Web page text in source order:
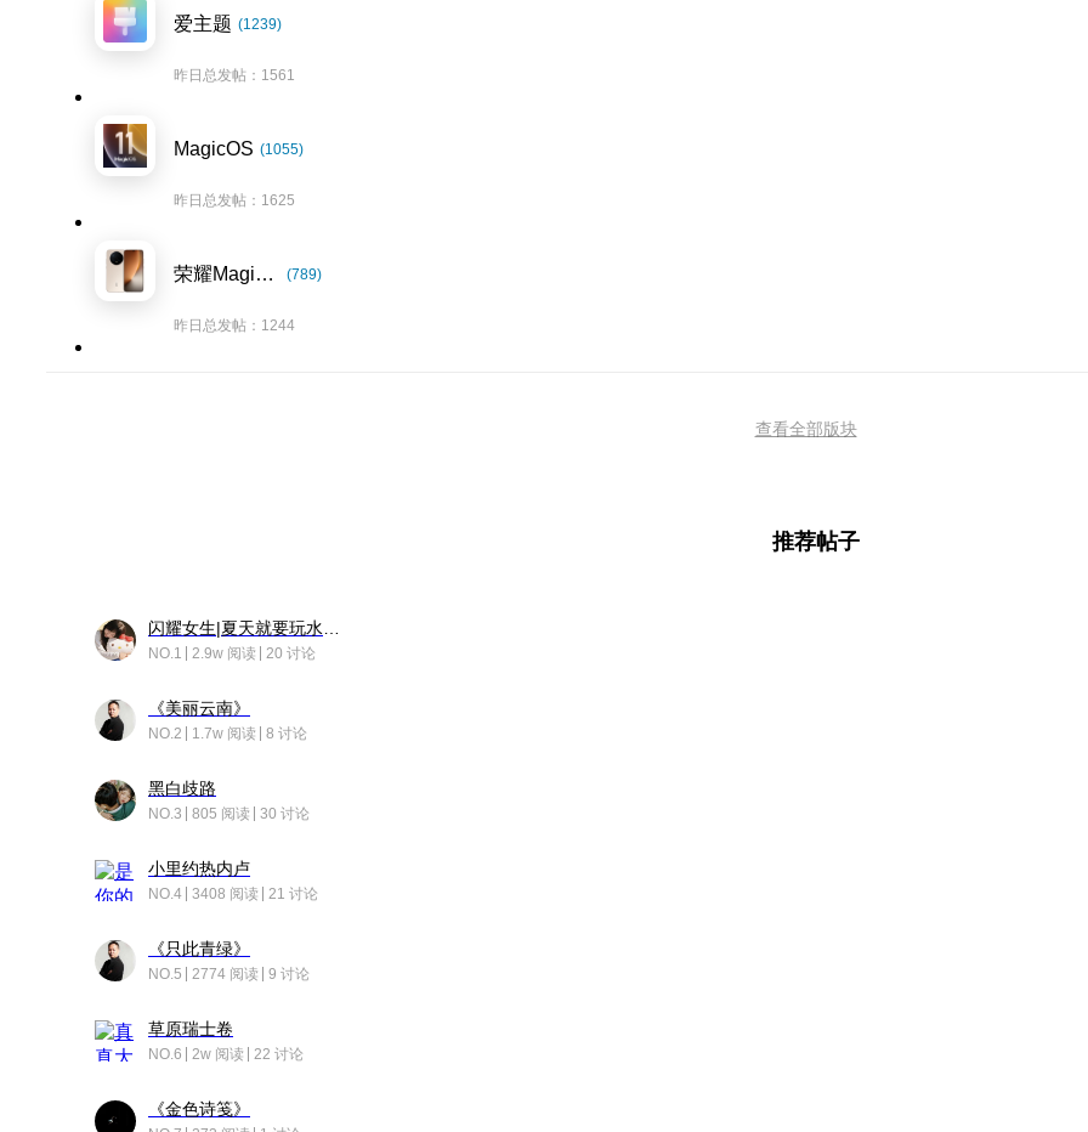
爱主题 (1239)
昨日总发帖：1561
MagicOS (1055)
昨日总发帖：1625
荣耀Magic8系列 (789)
昨日总发帖：1244
查看全部版块
推荐帖子
NO.1 2.9w 阅读 20 讨论
《美丽云南》
NO.2 1.7w 阅读 8 讨论
黑白歧路
NO.3 805 阅读 30 讨论
小里约热内卢
NO.4 3408 阅读 21 讨论
《只此青绿》
NO.5 2774 阅读 9 讨论
草原瑞士卷
NO.6 2w 阅读 22 讨论
《金色诗笺》